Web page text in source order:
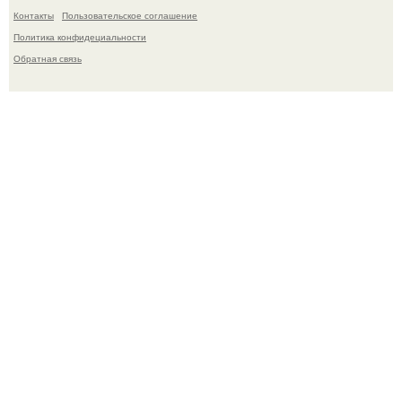
Контакты
Пользовательское соглашение
Политика конфидециальности
Обратная связь